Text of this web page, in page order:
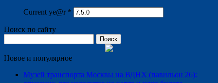
Current ye@r *
Поиск по сайту
Новое и популярное
Музей транспорта Москвы на ВДНХ (павильон 26):